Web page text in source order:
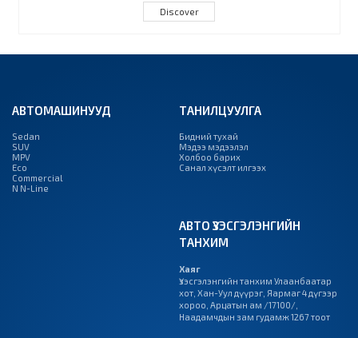
Discover
ТАНИЛЦУУЛГА
Бидний тухай
Мэдээ мэдээлэл
Холбоо барих
Санал хүсэлт илгээх
АВТОМАШИНУУД
Sedan
SUV
MPV
Eco
Commercial
N N-Line
АВТО ҮЗЭСГЭЛЭНГИЙН
ТАНХИМ
Хаяг
Үзэсгэлэнгийн танхим Улаанбаатар
хот, Хан-Уул дүүрэг, Яармаг 4 дүгээр
хороо, Арцатын ам /17100/,
Наадамчдын зам гудамж 1267 тоот